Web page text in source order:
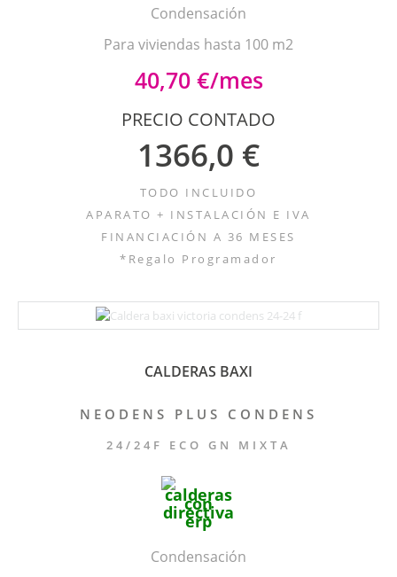
Condensación
Para viviendas hasta 100 m2
40,70 €/mes
PRECIO CONTADO
1366,0 €
TODO INCLUIDO
APARATO + INSTALACIÓN E IVA
FINANCIACIÓN A 36 MESES
*Regalo Programador
CALDERAS BAXI
NEODENS PLUS CONDENS
24/24F ECO GN MIXTA
Condensación